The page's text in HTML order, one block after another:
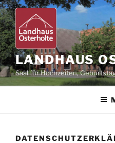
Zum
Inhalt
springen
LANDHAUS
Saal für Hochzeiten,